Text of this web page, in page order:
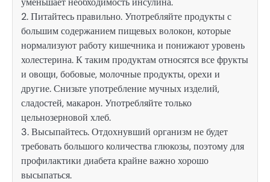
2. Питайтесь правильно. Употребляйте продукты с
большим содержанием пищевых волокон, которые
нормализуют работу кишечника и понижают уровень
холестерина. К таким продуктам относятся все фрукты
и овощи, бобовые, молочные продукты, орехи и
другие. Снизьте употребление мучных изделий,
сладостей, макарон. Употребляйте только
цельнозерновой хлеб.
3. Высыпайтесь. Отдохнувший организм не будет
требовать большого количества глюкозы, поэтому для
профилактики диабета крайне важно хорошо
высыпаться.